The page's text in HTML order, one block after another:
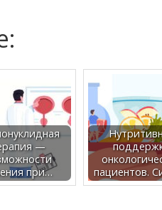
—
при…
пациентов.